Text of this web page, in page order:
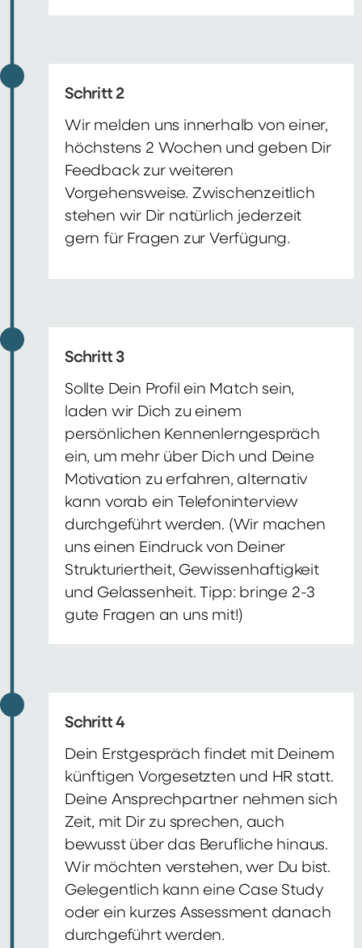
Schritt 2
Wir melden uns innerhalb von einer,
höchstens 2 Wochen und geben Dir
Feedback zur weiteren
Vorgehensweise. Zwischenzeitlich
stehen wir Dir natürlich jederzeit
gern für Fragen zur Verfügung.
Schritt 3
Sollte Dein Profil ein Match sein,
laden wir Dich zu einem
persönlichen Kennenlerngespräch
ein, um mehr über Dich und Deine
Motivation zu erfahren, alternativ
kann vorab ein Telefoninterview
durchgeführt werden. (Wir machen
uns einen Eindruck von Deiner
Strukturiertheit, Gewissenhaftigkeit
und Gelassenheit. Tipp: bringe 2-3
gute Fragen an uns mit!)
Schritt 4
Dein Erstgespräch findet mit Deinem
künftigen Vorgesetzten und HR statt.
Deine Ansprechpartner nehmen sich
Zeit, mit Dir zu sprechen, auch
bewusst über das Berufliche hinaus.
Wir möchten verstehen, wer Du bist.
Gelegentlich kann eine Case Study
oder ein kurzes Assessment danach
durchgeführt werden.